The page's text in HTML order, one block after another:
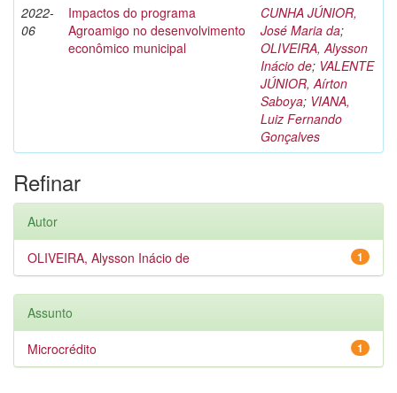
2022-
06
Impactos do programa
Agroamigo no desenvolvimento
econômico municipal
CUNHA JÚNIOR,
José Maria da;
OLIVEIRA, Alysson
Inácio de; VALENTE
JÚNIOR, Aírton
Saboya; VIANA,
Luiz Fernando
Gonçalves
Refinar
Autor
1
OLIVEIRA, Alysson Inácio de
Assunto
1
Microcrédito